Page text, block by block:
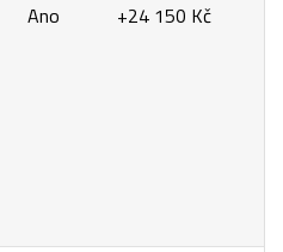
Ano +24 150 Kč